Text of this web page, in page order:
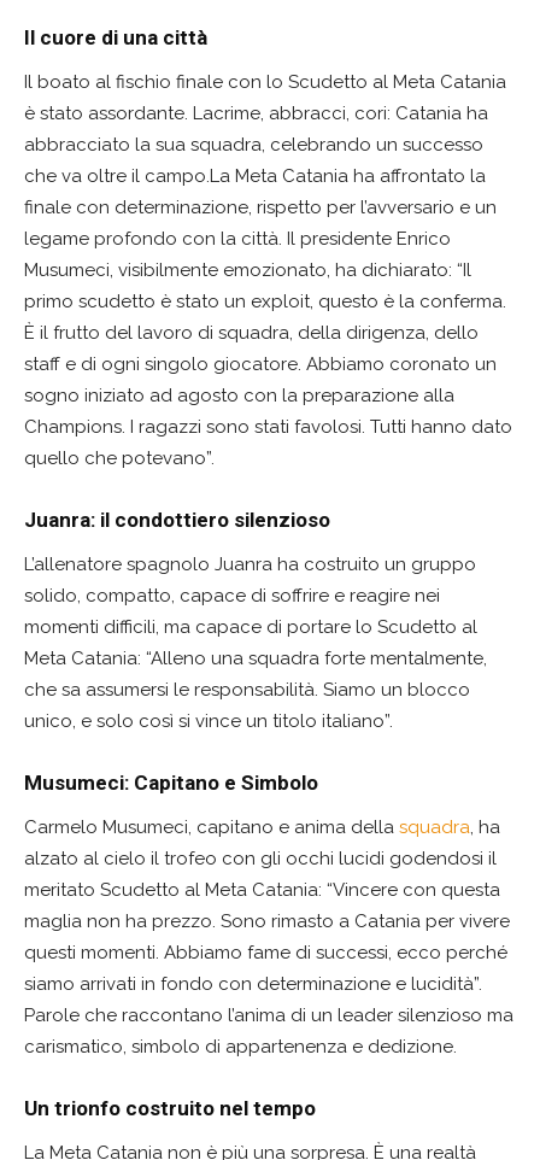
Il cuore di una città
Il boato al fischio finale con lo Scudetto al Meta Catania
è stato assordante. Lacrime, abbracci, cori: Catania ha
abbracciato la sua squadra, celebrando un successo
che va oltre il campo.La Meta Catania ha affrontato la
finale con determinazione, rispetto per l’avversario e un
legame profondo con la città. Il presidente Enrico
Musumeci, visibilmente emozionato, ha dichiarato: “Il
primo scudetto è stato un exploit, questo è la conferma.
È il frutto del lavoro di squadra, della dirigenza, dello
staff e di ogni singolo giocatore. Abbiamo coronato un
sogno iniziato ad agosto con la preparazione alla
Champions. I ragazzi sono stati favolosi. Tutti hanno dato
quello che potevano”.
Juanra: il condottiero silenzioso
L’allenatore spagnolo Juanra ha costruito un gruppo
solido, compatto, capace di soffrire e reagire nei
momenti difficili, ma capace di portare lo Scudetto al
Meta Catania: “Alleno una squadra forte mentalmente,
che sa assumersi le responsabilità. Siamo un blocco
unico, e solo così si vince un titolo italiano”.
Musumeci: Capitano e Simbolo
Carmelo Musumeci, capitano e anima della squadra, ha
alzato al cielo il trofeo con gli occhi lucidi godendosi il
meritato Scudetto al Meta Catania: “Vincere con questa
maglia non ha prezzo. Sono rimasto a Catania per vivere
questi momenti. Abbiamo fame di successi, ecco perché
siamo arrivati in fondo con determinazione e lucidità”.
Parole che raccontano l’anima di un leader silenzioso ma
carismatico, simbolo di appartenenza e dedizione.
Un trionfo costruito nel tempo
La Meta Catania non è più una sorpresa. È una realtà